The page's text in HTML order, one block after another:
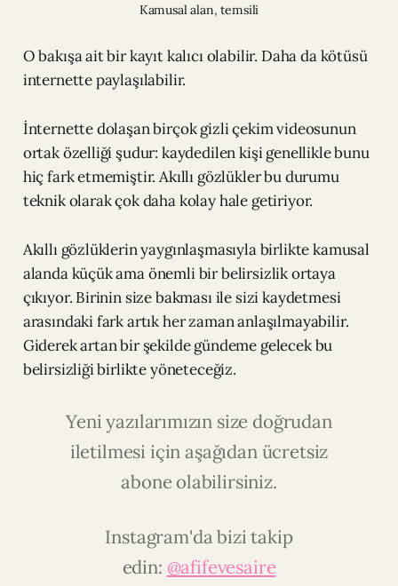
Kamusal alan, temsili
O bakışa ait bir kayıt kalıcı olabilir. Daha da kötüsü
internette paylaşılabilir.
İnternette dolaşan birçok gizli çekim videosunun
ortak özelliği şudur: kaydedilen kişi genellikle bunu
hiç fark etmemiştir. Akıllı gözlükler bu durumu
teknik olarak çok daha kolay hale getiriyor.
Akıllı gözlüklerin yaygınlaşmasıyla birlikte kamusal
alanda küçük ama önemli bir belirsizlik ortaya
çıkıyor. Birinin size bakması ile sizi kaydetmesi
arasındaki fark artık her zaman anlaşılmayabilir.
Giderek artan bir şekilde gündeme gelecek bu
belirsizliği birlikte yöneteceğiz.
Yeni yazılarımızın size doğrudan
iletilmesi için aşağıdan ücretsiz
abone olabilirsiniz.
Instagram'da bizi takip
edin: @afifevesaire